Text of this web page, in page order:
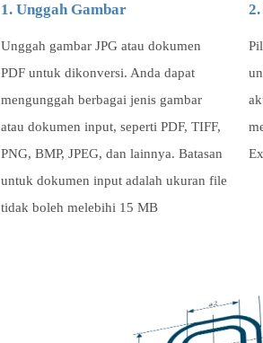
1. Unggah Gambar
Unggah gambar JPG atau dokumen
PDF untuk dikonversi. Anda dapat
mengunggah berbagai jenis gambar
atau dokumen input, seperti PDF, TIFF,
PNG, BMP, JPEG, dan lainnya. Batasan
untuk dokumen input adalah ukuran file
tidak boleh melebihi 15 MB